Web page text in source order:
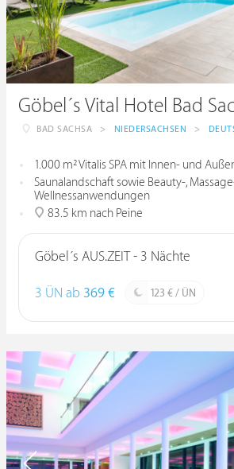
Göbel´s Vital Hotel Bad
BAD SACHSA > NIEDERSACHSEN >
1.000 m² Vitalis SPA mit Innen- und
Saunalandschaft sowie Beauty-,
Wellnessanwendungen
83.5 km nach Peine
Göbel´s AUS.ZEIT - 3 Nächte
3 ÜN ab 369 € 123 € / ÜN